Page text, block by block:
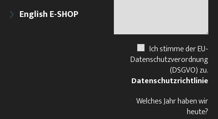
English E-SHOP
Ich stimme der EU-
Datenschutzverordnung
(DSGVO) zu.
Datenschutzrichtlinie
Welches Jahr haben wir
heute?